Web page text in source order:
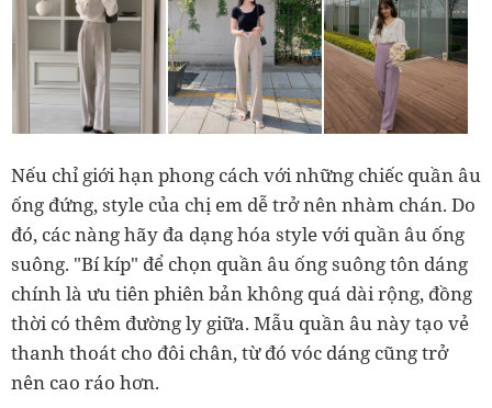
Nếu chỉ giới hạn phong cách với những chiếc quần âu
ống đứng, style của chị em dễ trở nên nhàm chán. Do
đó, các nàng hãy đa dạng hóa style với quần âu ống
suông. "Bí kíp" để chọn quần âu ống suông tôn dáng
chính là ưu tiên phiên bản không quá dài rộng, đồng
thời có thêm đường ly giữa. Mẫu quần âu này tạo vẻ
thanh thoát cho đôi chân, từ đó vóc dáng cũng trở
nên cao ráo hơn.